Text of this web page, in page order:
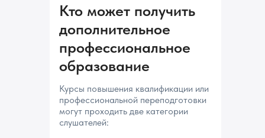
Кто может получить
дополнительное
профессиональное
образование
Курсы повышения квалификации или
профессиональной переподготовки
могут проходить две категории
слушателей: